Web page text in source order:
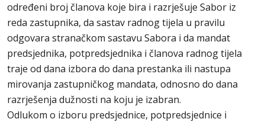
određeni broj članova koje bira i razrješuje Sabor iz
reda zastupnika, da sastav radnog tijela u pravilu
odgovara stranačkom sastavu Sabora i da mandat
predsjednika, potpredsjednika i članova radnog tijela
traje od dana izbora do dana prestanka ili nastupa
mirovanja zastupničkog mandata, odnosno do dana
razrješenja dužnosti na koju je izabran.
Odlukom o izboru predsjednice, potpredsjednice i